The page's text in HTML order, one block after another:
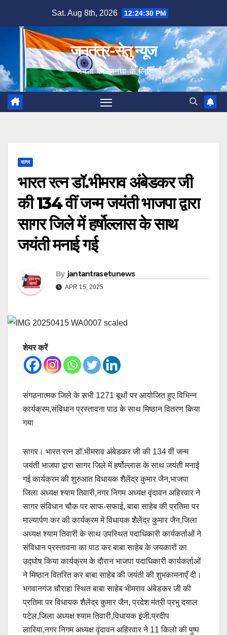
content
Sat. Aug 8th, 2026 12:24:31 PM
जनतंत्र-सेतु न्यूज
जनता का जनता के लिए
सागर
भारत रत्न डॉ.भीमराव अंबेडकर जी
की 134 वीं जन्म जयंती भाजपा द्वारा
सागर जिले में हर्षोल्लास के साथ
जयंती मनाई गई
By jantantrasetunews
APR 15, 2025
शेयर करें
संगठनात्मक जिले के सभी 1271 बूथों पर आयोजित हुए विभिन्न
कार्यक्रम,संविधान प्रस्तावना पाठ के साथ मिष्ठान वितरण किया
गया
सागर। भारत रत्न डॉ.भीमराव अंबेडकर जी की 134 वीं जन्म
जयंती भाजपा द्वारा सागर जिले में हर्षोल्लास के साथ जयंती मनाई
गई कार्यक्रम की शुरुआत विधायक शैलेंद्र कुमार जैन,भाजपा
जिला अध्यक्ष श्याम तिवारी,नगर निगम अध्यक्ष वृंदावन अहिरवार ने
सागर संविधान चौक पर साफ-सफाई, बाबा साहेब की प्रतिमा पर
माल्यार्पण कर की कार्यक्रम में विधायक शैलेंद्र कुमार जैन,जिला
अध्यक्ष श्याम तिवारी के साथ उपस्थित पदाधिकारी कार्यकर्ताओं ने
संविधान प्रस्तावना का पाठ कर बाबा साहेब के जयकारों का
उद्घोष किया कार्यक्रम के दौरान भाजपा पदाधिकारी कार्यकर्ताओं
ने मिष्ठान वितरित कर बाबा साहेब की जयंती की शुभकामनाएँ दी।
भगवानगंज चौराहा स्थित बाबा साहेब भीमराव अंबेडकर जी की
प्रतिमा पर विधायक शैलेंद्र कुमार जैन, प्रदेश मंत्री प्रभु दयाल
पटेल,जिला अध्यक्ष श्याम तिवारी,विधायक इंजी.प्रदीप
लारिया,नगर निगम अध्यक्ष वृंदावन अहिरवार ने 11 किलो की पुष्प